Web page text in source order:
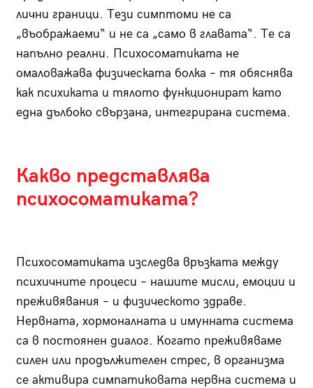
лични граници. Тези симптоми не са
„въображаеми“ и не са „само в главата“. Те са
напълно реални. Психосоматиката не
омаловажава физическата болка – тя обяснява
как психиката и тялото функционират като
една дълбоко свързана, интегрирана система.
Какво представлява
психосоматиката?
Психосоматиката изследва връзката между
психичните процеси – нашите мисли, емоции и
преживявания – и физическото здраве.
Нервната, хормоналната и имунната система
са в постоянен диалог. Когато преживяваме
силен или продължителен стрес, в организма
се активира симпатиковата нервна система и